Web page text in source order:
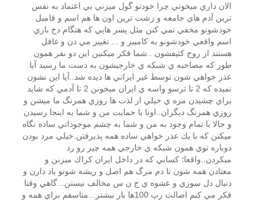
الان داري ميخوني چرا خودتو گول ميزني بي اعتماد به نفس
ترين آدم هاي جامعه و زشت ترين اون ها هم اسم و فاميل
خودشونو مخفي نمي كنن مثل پسر هايي كه هنگام دخ بازي
اسم واقعي خودشونو به كامبيز و ... تغيير مي دن و غافل
هستند از روح كثيفشون ..شما فكر ميكنين اين دو نفر همون
طور كه مصاحبه ي شبكه ي خارجيشون به دست ما رسيد آيا
عذر خواهي شون توسط غير ايراني ها ديده شد..آيا اين نشون
نميده كه 2 تا ترسو واسه ي ايران ميخونن 2 تا آدمي كه شايد
براي چشيدن مزه ي خيلي از لذت ها روزي همرنگ ما ميشن و
روزي همرنگ ديگران..اونا با حمايت من و شما به اينجا رسيدن
و حالا با تمام وجود به من و شما به چشم موجوداتي ساده نگاه
ميكنن كه با يك عذر خواهي ساده همه پذيرفتن.خيلي مرد بودن
دوباره توي همون شبكه ي خارجي همه چيز رو رد
ميكردن..واقعا؛ كساني كه در داخل ايران كراك ميزنن و
معتادن همه شون تا دم مرگ هم اصل و ريشه شونو ياد دارن و
دنبال دل سوزي و عشوه ي ج ن س مخالف نيستن...گاهي وقتا
فكر مي كنم اصالت رپ 100ها بار بيشتر...متاسفم براي همه و